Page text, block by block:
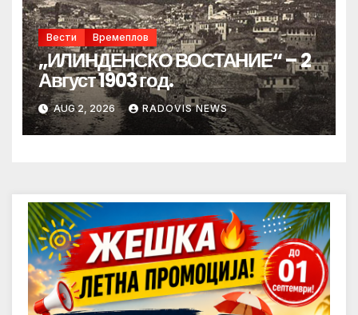
Вести Времеплов
„ИЛИНДЕНСКО ВОСТАНИЕ“ – 2
Август 1903 год.
AUG 2, 2026 RADOVIS NEWS